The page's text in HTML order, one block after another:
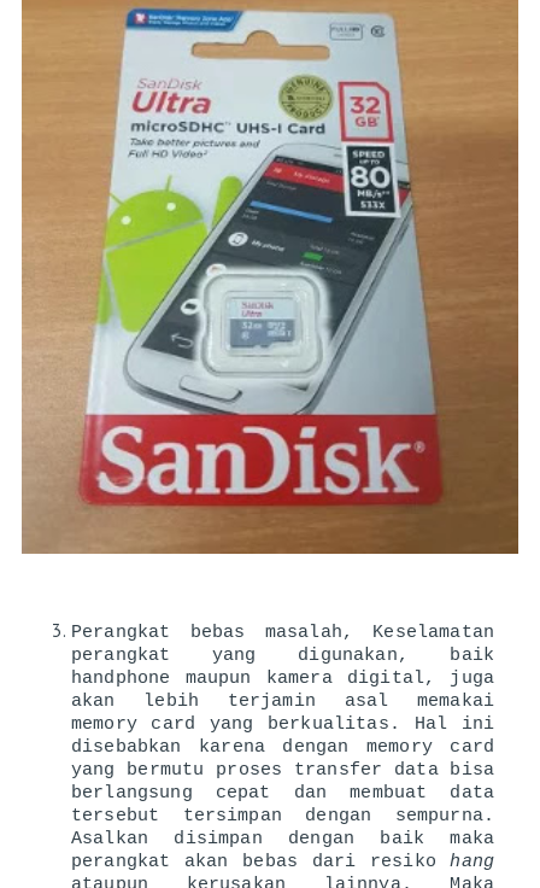
Perangkat bebas masalah,
Keselamatan
perangkat yang digunakan, baik
handphone maupun kamera digital, juga
akan lebih terjamin asal memakai
memory card yang berkualitas. Hal ini
disebabkan karena dengan memory card
yang bermutu proses transfer data bisa
berlangsung cepat dan membuat data
tersebut tersimpan dengan sempurna.
Asalkan disimpan dengan baik maka
perangkat akan bebas dari resiko